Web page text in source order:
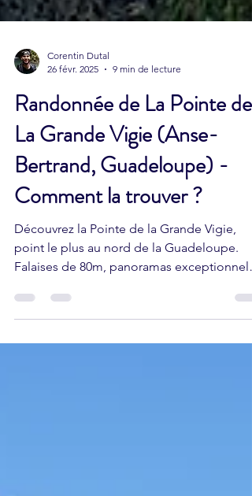
Corentin Dutal
26 févr. 2025
9 min de lecture
Randonnée de La Pointe de
La Grande Vigie (Anse-
Bertrand, Guadeloupe) -
Comment la trouver ?
Découvrez la Pointe de la Grande Vigie,
point le plus au nord de la Guadeloupe.
Falaises de 80m, panoramas exceptionnels